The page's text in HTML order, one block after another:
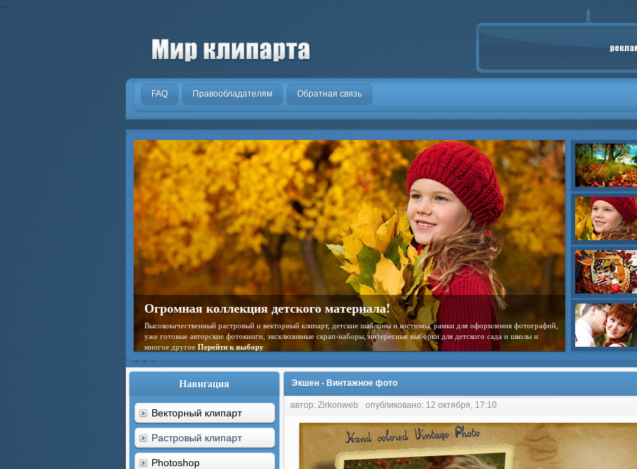
.
FAQ Правообладателям Обратная связь
Огромная коллекция детского материала!
Высококачественный растровый и векторный клипарт, детские шаблоны и костюмы, рамки для оформления фотографий,
уже готовые авторские фотокниги, эксклюзивные скрап-наборы, интересные выборки для детского сада и школы и
многое другое Перейти к выбору
Навигация
Векторный клипарт
Растровый клипарт
Photoshop
Экшен - Винтажное фото
автор: Zirkonweb опубликовано: 12 октября, 17:10